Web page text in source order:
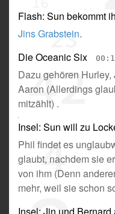
Flash: Sun bekommt
Jins Grabstein.
Die Oceanic Six
Dazu gehören
Aaron (Allerdings
mitzählt) .
Insel: Sun will zu
Phil findet es
glaubt, nachdem sie
von ihm (Denn
mehr, weil sie schon
Insel: Jin und Bernard